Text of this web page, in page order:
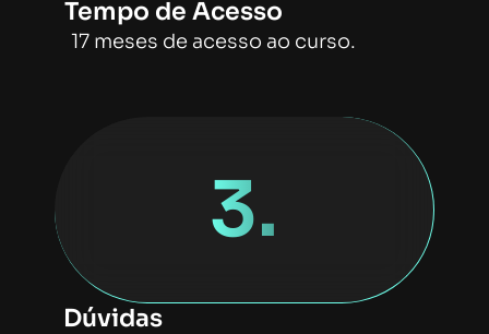
Tempo de Acesso
17 meses de acesso ao curso.
3.
Dúvidas